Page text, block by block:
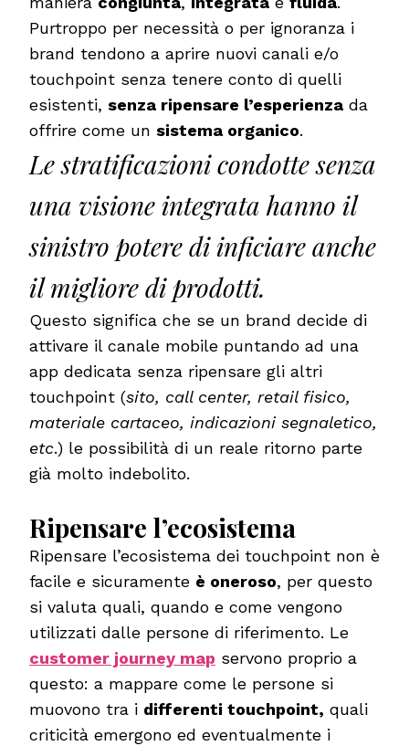
Purtroppo per necessità o per ignoranza i
brand tendono a aprire nuovi canali e/o
touchpoint senza tenere conto di quelli
esistenti, senza ripensare l’esperienza da
offrire come un sistema organico.
Le stratificazioni condotte senza
una visione integrata hanno il
sinistro potere di inficiare anche
il migliore di prodotti.
Questo significa che se un brand decide di
attivare il canale mobile puntando ad una
app dedicata senza ripensare gli altri
touchpoint (sito, call center, retail fisico,
materiale cartaceo, indicazioni segnaletico,
etc.) le possibilità di un reale ritorno parte
già molto indebolito.
Ripensare l’ecosistema
Ripensare l’ecosistema dei touchpoint non è
facile e sicuramente è oneroso, per questo
si valuta quali, quando e come vengono
utilizzati dalle persone di riferimento. Le
customer journey map servono proprio a
questo: a mappare come le persone si
muovono tra i differenti touchpoint, quali
criticità emergono ed eventualmente i